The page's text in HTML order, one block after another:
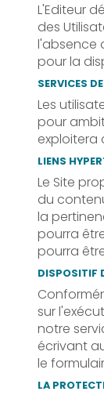
L'Editeur
des
l'absence
pour la
SERVICES
Les
pour
exploitera
LIENS
Le Site
du
la
pourra
pourra
DISPOSITIF
sur
notre
écrivant
le
LA